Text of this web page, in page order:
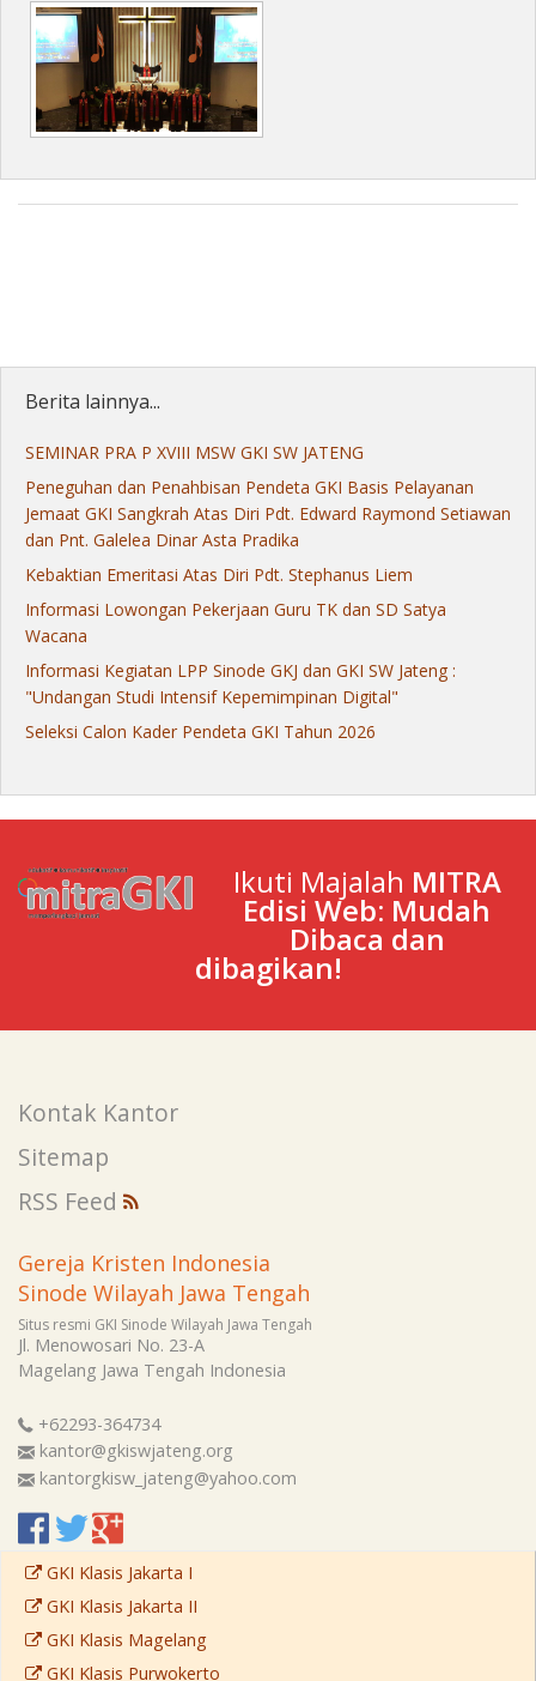
Berita lainnya...
SEMINAR PRA P XVIII MSW GKI SW JATENG
Peneguhan dan Penahbisan Pendeta GKI Basis Pelayanan
Jemaat GKI Sangkrah Atas Diri Pdt. Edward Raymond Setiawan
dan Pnt. Galelea Dinar Asta Pradika
Kebaktian Emeritasi Atas Diri Pdt. Stephanus Liem
Informasi Lowongan Pekerjaan Guru TK dan SD Satya
Wacana
Informasi Kegiatan LPP Sinode GKJ dan GKI SW Jateng :
"Undangan Studi Intensif Kepemimpinan Digital"
Seleksi Calon Kader Pendeta GKI Tahun 2026
Ikuti Majalah MITRA
Edisi Web: Mudah
Dibaca dan
dibagikan!
Kontak Kantor
Sitemap
RSS Feed
Gereja Kristen Indonesia
Sinode Wilayah Jawa Tengah
Situs resmi GKI Sinode Wilayah Jawa Tengah
Jl. Menowosari No. 23-A
Magelang Jawa Tengah Indonesia
+62293-364734
kantor@gkiswjateng.org
kantorgkisw_jateng@yahoo.com
GKI Klasis Jakarta I
GKI Klasis Jakarta II
GKI Klasis Magelang
GKI Klasis Purwokerto